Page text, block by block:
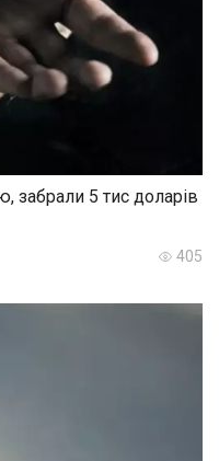
забрали 5 тис доларів
405